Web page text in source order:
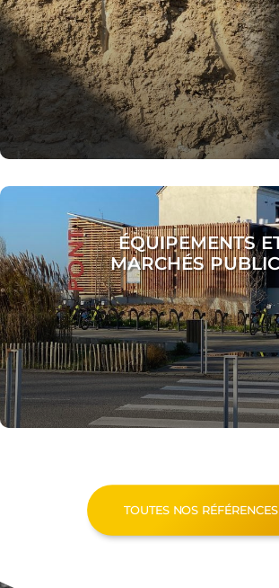
ÉQUIPEMENTS
MARCHÉS
TOUTES NOS RÉFÉRENCES